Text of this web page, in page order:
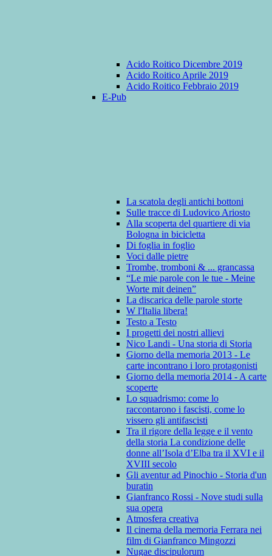
Acido Roitico Dicembre 2019
Acido Roitico Aprile 2019
Acido Roitico Febbraio 2019
E-Pub
La scatola degli antichi bottoni
Sulle tracce di Ludovico Ariosto
Alla scoperta del quartiere di via
Bologna in bicicletta
Di foglia in foglio
Voci dalle pietre
Trombe, tromboni & ... grancassa
“Le mie parole con le tue - Meine
Worte mit deinen”
La discarica delle parole storte
W l'Italia libera!
Testo a Testo
I progetti dei nostri allievi
Nico Landi - Una storia di Storia
Giorno della memoria 2013 - Le
carte incontrano i loro protagonisti
Giorno della memoria 2014 - A carte
scoperte
Lo squadrismo: come lo
raccontarono i fascisti, come lo
vissero gli antifascisti
Tra il rigore della legge e il vento
della storia La condizione delle
donne all’Isola d’Elba tra il XVI e il
XVIII secolo
Gli aventur ad Pinochio - Storia d'un
buratin
Gianfranco Rossi - Nove studi sulla
sua opera
Atmosfera creativa
Il cinema della memoria Ferrara nei
film di Gianfranco Mingozzi
Nugae discipulorum